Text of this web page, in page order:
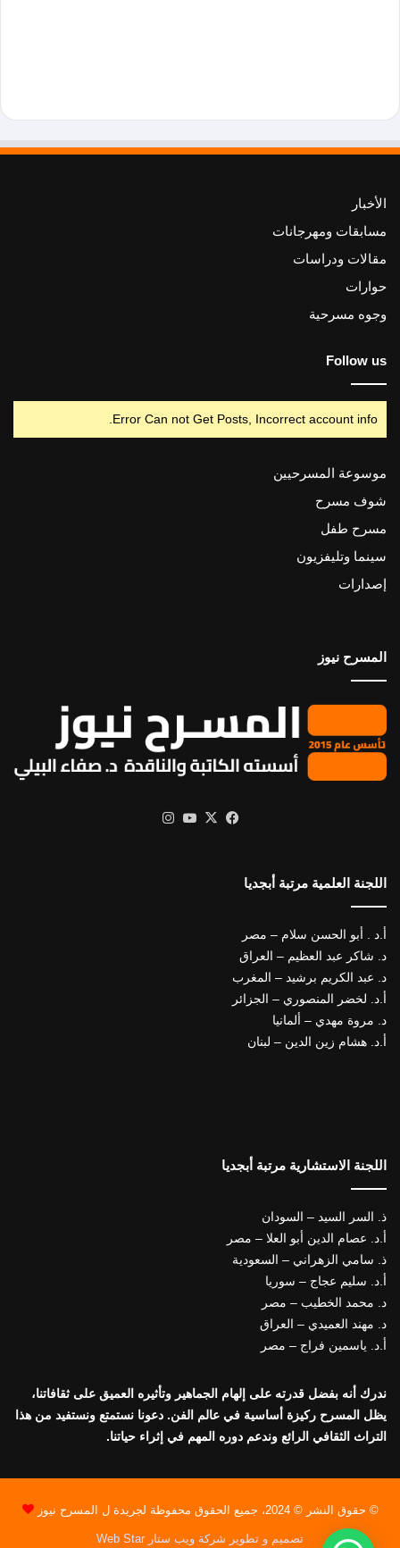
الأخبار
مسابقات ومهرجانات
مقالات ودراسات
حوارات
وجوه مسرحية
Follow us
Error Can not Get Posts, Incorrect account info.
موسوعة المسرحيين
شوف مسرح
مسرح طفل
سينما وتليفزيون
إصدارات
المسرح نيوز
فيسبوك
X يوتيوب
اللجنة العلمية مرتبة أبجديا
أ.د . أبو الحسن سلام – مصر
د. شاكر عبد العظيم – العراق
د. عبد الكريم برشيد – المغرب
أ.د. لخضر المنصوري – الجزائر
د. مروة مهدي – ألمانيا
أ.د. هشام زين الدين – لبنان
اللجنة الاستشارية مرتبة أبجديا
ذ. السر السيد – السودان
أ.د. عصام الدين أبو العلا – مصر
ذ. سامي الزهراني – السعودية
أ.د. سليم عجاج – سوريا
د. محمد الخطيب – مصر
د. مهند العميدي – العراق
أ.د. ياسمين فراج – مصر
ندرك أنه بفضل قدرته على إلهام الجماهير وتأثيره العميق على ثقافاتنا،
يظل المسرح ركيزة أساسية في عالم الفن. دعونا نستمتع ونستفيد من هذا
التراث الثقافي الرائع وندعم دوره المهم في إثراء حياتنا.
© حقوق النشر © 2024، جميع الحقوق محفوظة لجريدة ل المسرح نيوز
تصميم و تطوير شركة ويب ستار Web Star